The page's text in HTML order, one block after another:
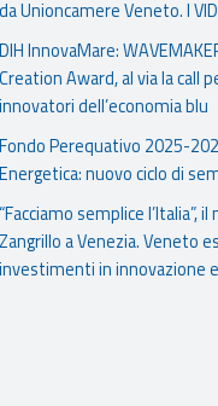
da Unioncamere Veneto. I
DIH InnovaMare:
Creation Award, al via la call
innovatori dell’economia blu
Fondo Perequativo 2025-
Energetica: nuovo ciclo di
“Facciamo semplice l’Italia”,
Zangrillo a Venezia. Veneto
investimenti in innovazione